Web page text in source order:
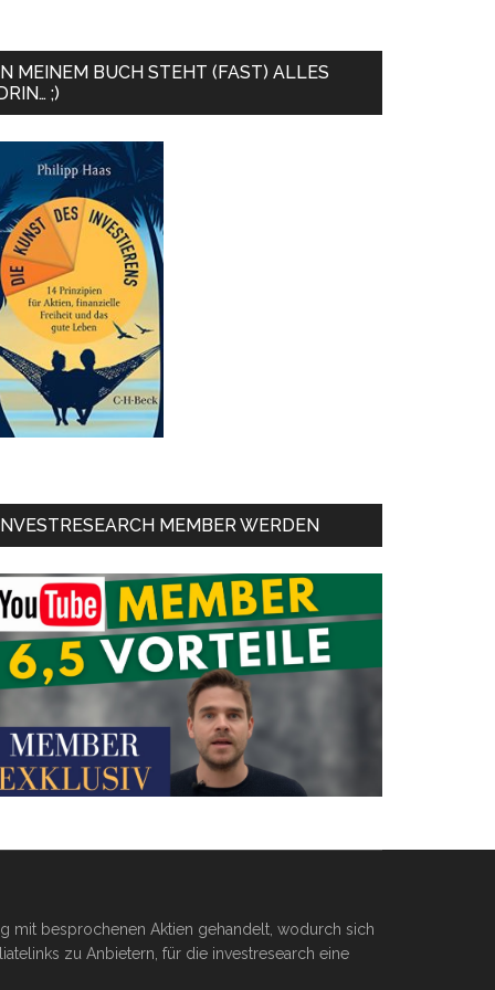
MEINEM BUCH STEHT (FAST) ALLES
;)
MEMBER WERDEN
mit besprochenen Aktien gehandelt, wodurch sich
zu Anbietern, für die investresearch eine